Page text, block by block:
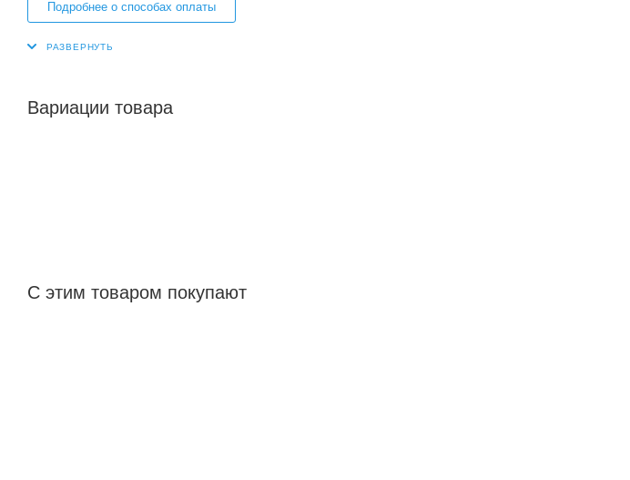
Подробнее о способах оплаты
Вариации товара
С этим товаром покупают